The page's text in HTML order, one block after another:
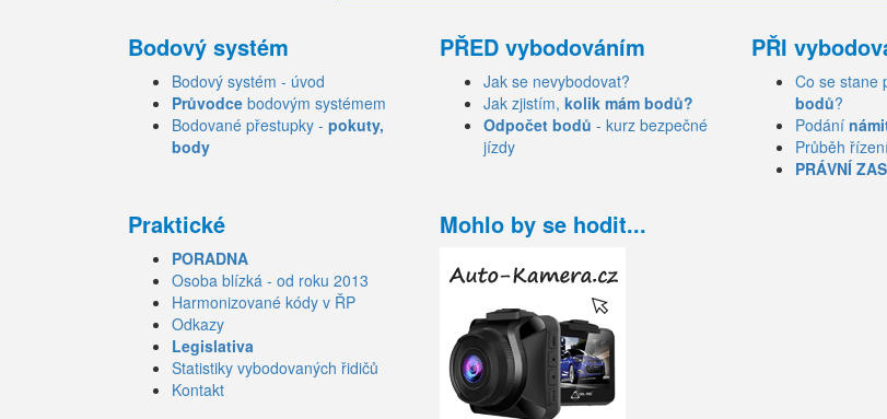
Bodový systém
Bodový systém - úvod
Průvodce bodovým systémem
Bodované přestupky - pokuty,
body
PŘED vybodováním
Jak se nevybodovat?
Jak zjistím, kolik mám bodů?
Odpočet bodů - kurz bezpečné
jízdy
PŘI
Co se stane
bodů?
Podání
Průběh
PRÁVNÍ
Praktické
PORADNA
Osoba blízká - od roku 2013
Harmonizované kódy v ŘP
Odkazy
Legislativa
Statistiky vybodovaných řidičů
Kontakt
Mohlo by se hodit...